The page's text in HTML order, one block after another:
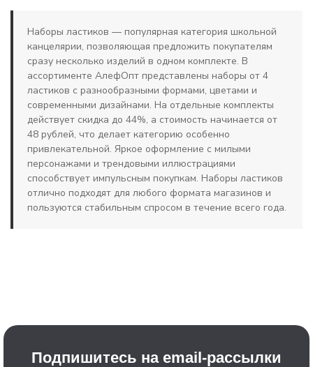
Наборы ластиков — популярная категория школьной
канцелярии, позволяющая предложить покупателям
сразу несколько изделий в одном комплекте. В
ассортименте АлефОпт представлены наборы от 4
ластиков с разнообразными формами, цветами и
современными дизайнами. На отдельные комплекты
действует скидка до 44%, а стоимость начинается от
48 рублей, что делает категорию особенно
привлекательной. Яркое оформление с милыми
персонажами и трендовыми иллюстрациями
способствует импульсным покупкам. Наборы ластиков
отлично подходят для любого формата магазинов и
пользуются стабильным спросом в течение всего года.
Подпишитесь на email-рассылки